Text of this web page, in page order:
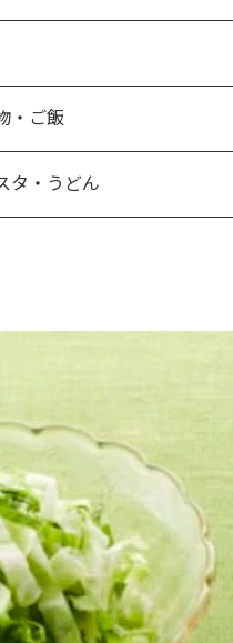
・ご飯
タ・うどん